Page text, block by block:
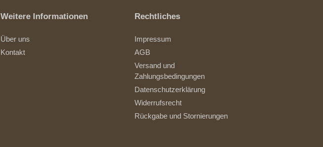
Weitere Informationen
Über uns
Kontakt
Rechtliches
Impressum
AGB
Versand und
Zahlungsbedingungen
Datenschutzerklärung
Widerrufsrecht
Rückgabe und Stornierungen